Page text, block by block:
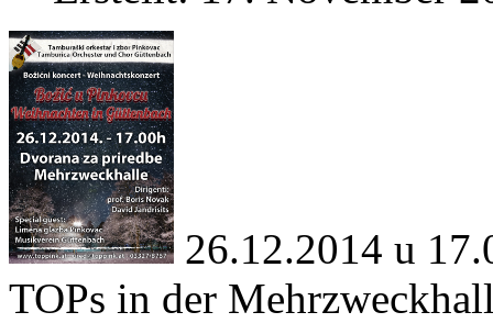
26.12.2014 u
TOPs in der